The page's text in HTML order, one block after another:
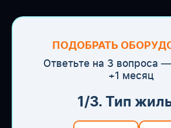
ПОДОБРАТЬ
Ответьте на 3 вопроса
+1 месяц
1/3. Тип